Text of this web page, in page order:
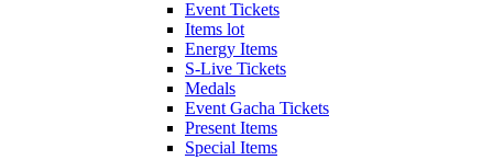
Event Tickets
Items lot
Energy Items
S-Live Tickets
Medals
Event Gacha Tickets
Present Items
Special Items